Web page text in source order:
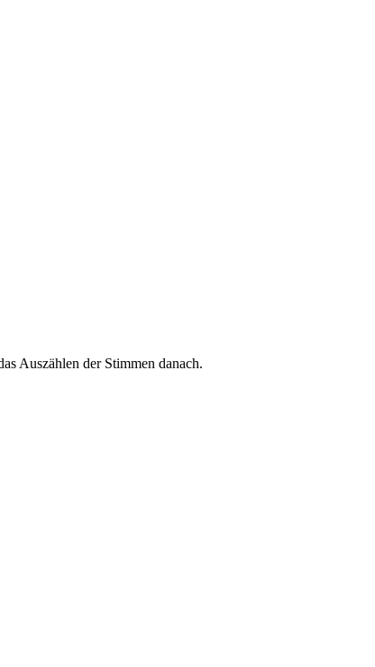
Auszählen der Stimmen danach.